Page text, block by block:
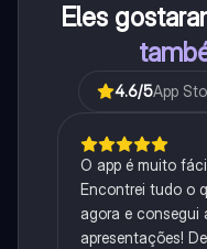
Eles
4.6/5App
O app é muito
Encontrei tudo o
agora e consegui
apresentações!